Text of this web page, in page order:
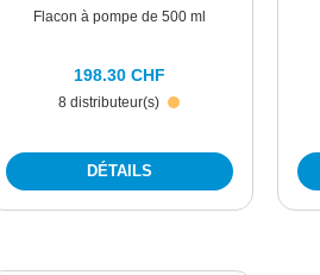
Flacon à pompe de 500 ml
8 distributeur(s)
198.30 CHF
DÉTAILS